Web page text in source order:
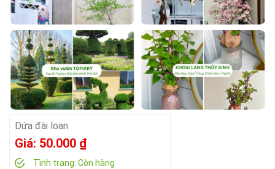
Dứa đài loan
Giá: 50.000 ₫
Tình trạng: Còn hàng